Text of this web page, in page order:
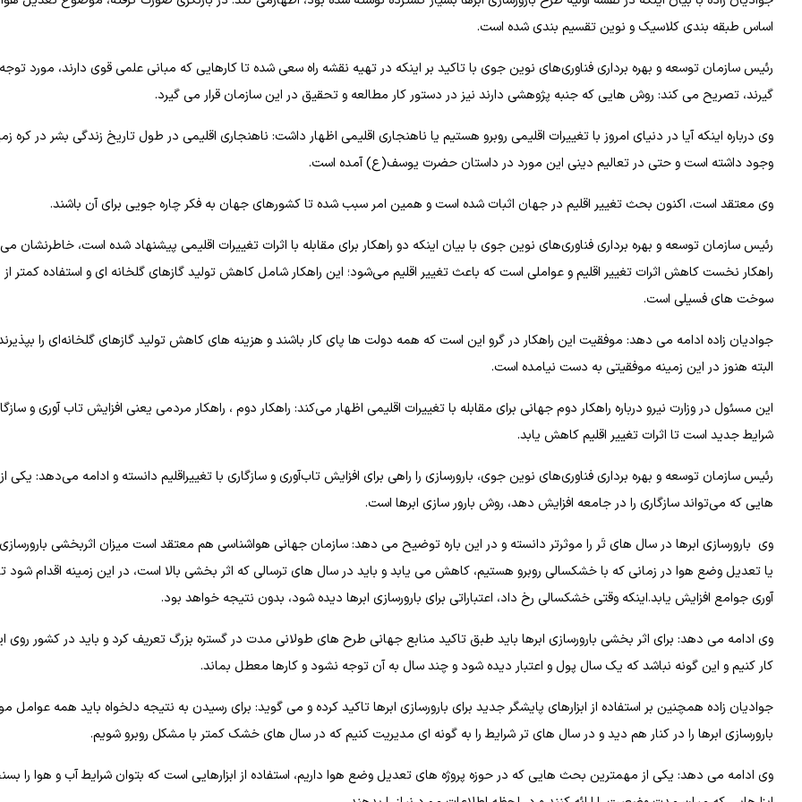
اساس طبقه بندی کلاسیک و نوین تقسیم بندی شده است.
رئیس سازمان توسعه و بهره برداری فناوری‌های نوین جوی با تاکید بر اینکه در تهیه نقشه راه سعی شده تا کارهایی که مبانی علمی قوی دارند، مورد توجه
گیرند، تصریح می کند: روش هایی که جنبه پژوهشی دارند نیز در دستور کار مطالعه و تحقیق در این سازمان قرار می گیرد.
وی درباره اینکه آیا در دنیای امروز با تغییرات اقلیمی روبرو هستیم یا ناهنجاری اقلیمی اظهار داشت: ناهنجاری اقلیمی در طول تاریخ زندگی بشر در کره
وجود داشته است و حتی در تعالیم دینی این مورد در داستان حضرت یوسف(ع) آمده است.
وی معتقد است، اکنون بحث تغییر اقلیم در جهان اثبات شده است و همین امر سبب شده تا کشورهای جهان به فکر چاره جویی برای آن باشند.
رئیس سازمان توسعه و بهره برداری فناوری‌های نوین جوی با بیان اینکه دو راهکار برای مقابله با اثرات تغییرات اقلیمی پیشنهاد شده است، خاطرنشان
راهکار نخست کاهش اثرات تغییر اقلیم و عواملی است که باعث تغییر اقلیم می‌شود؛ این راهکار شامل کاهش تولید گازهای گلخانه ای و استفاده کمتر از
سوخت های فسیلی است.
جوادیان زاده ادامه می دهد: موفقیت این راهکار در گرو این است که همه دولت ها پای کار باشند و هزینه های کاهش تولید گازهای گلخانه‌ای را
البته هنوز در این زمینه موفقیتی به دست نیامده است.
این مسئول در وزارت نیرو درباره راهکار دوم جهانی برای مقابله با تغییرات اقلیمی اظهار می‌کند: راهکار دوم ، راهکار مردمی یعنی افزایش تاب آوری و
شرایط جدید است تا اثرات تغییر اقلیم کاهش یابد.
رئیس سازمان توسعه و بهره برداری فناوری‌های نوین جوی، بارورسازی را راهی برای افزایش تاب‌آوری و سازگاری با تغییراقلیم دانسته و ادامه می‌دهد: یکی
هایی که می‌تواند سازگاری را در جامعه افزایش دهد، روش بارور سازی ابرها است.
وی بارورسازی ابرها در سال های تَر را موثرتر دانسته و در این باره توضیح می دهد: سازمان جهانی هواشناسی هم معتقد است میزان اثربخشی بارورسازی
یا تعدیل وضع هوا در زمانی که با خشکسالی روبرو هستیم، کاهش می یابد و باید در سال های ترسالی که اثر بخشی بالا است، در این زمینه اقدام شود
آوری جوامع افزایش یابد.اینکه وقتی خشکسالی رخ داد، اعتباراتی برای بارورسازی ابرها دیده شود، بدون نتیجه خواهد بود.
وی ادامه می دهد: برای اثر بخشی بارورسازی ابرها باید طبق تاکید منابع جهانی طرح های طولانی مدت در گستره بزرگ تعریف کرد و باید در کشور روی
کار کنیم و این گونه نباشد که یک سال پول و اعتبار دیده شود و چند سال به آن توجه نشود و کارها معطل بماند.
جوادیان زاده همچنین بر استفاده از ابزارهای پایشگر جدید برای بارورسازی ابرها تاکید کرده و می گوید: برای رسیدن به نتیجه دلخواه باید همه عوامل
بارورسازی ابرها را در کنار هم دید و در سال های تر شرایط را به گونه ای مدیریت کنیم که در سال های خشک کمتر با مشکل روبرو شویم.
وی ادامه می دهد: یکی از مهمترین بحث هایی که در حوزه پروژه های تعدیل وضع هوا داریم، استفاده از ابزارهایی است که بتوان شرایط آب و هوا را